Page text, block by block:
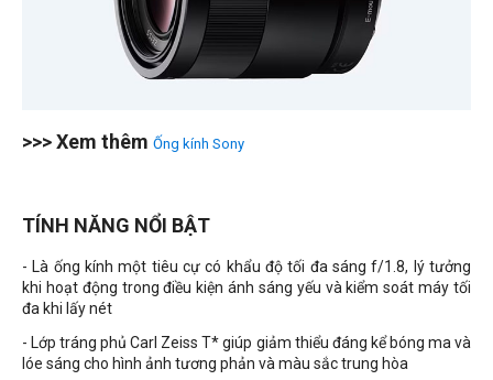
>>> Xem thêm Ống kính Sony
TÍNH NĂNG NỔI BẬT
- Là ống kính một tiêu cự có khẩu độ tối đa sáng f/1.8, lý tưởng
khi hoạt động trong điều kiện ánh sáng yếu và kiểm soát máy tối
đa khi lấy nét
- Lớp tráng phủ Carl Zeiss T* giúp giảm thiểu đáng kể bóng ma và
lóe sáng cho hình ảnh tương phản và màu sắc trung hòa